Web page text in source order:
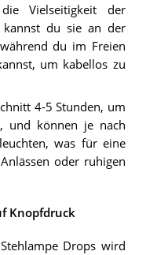
Vielseitigkeit der
kannst du sie an der
du im Freien
um kabellos zu
4-5 Stunden, um
und können je nach
was für eine
oder ruhigen
Knopfdruck
Drops wird